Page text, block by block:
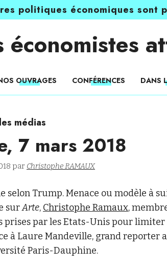
politiques économiques sont
économistes
OUVRAGES CONFÉRENCES DANS
médias
7 mars 2018
par Christophe RAMAUX
Trump. Menace ou modèle à
surArte, Christophe Ramaux,
prises par les Etats-Unis pour
à Laure Mandeville, grand reporter
Paris-Dauphine.